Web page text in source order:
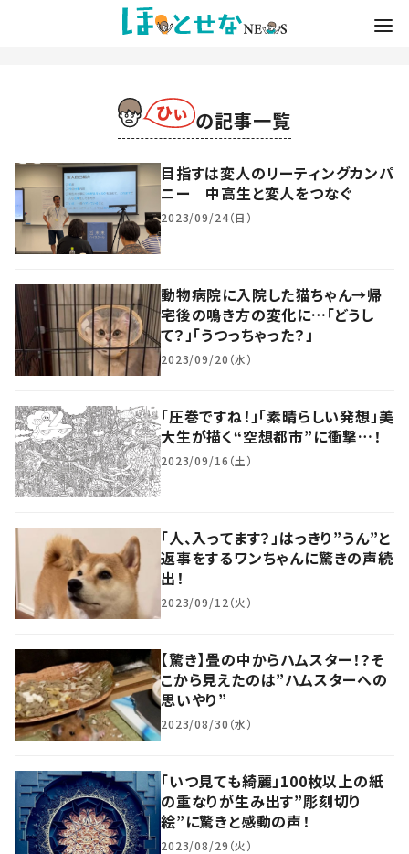
の記事一覧
目指すは変人のリーティングカンパ
ニー 中高生と変人をつなぐ
2023/09/24（日）
動物病院に入院した猫ちゃん→帰
宅後の鳴き方の変化に…「どうし
て？」「うつっちゃった？」
2023/09/20（水）
「圧巻ですね！」「素晴らしい発想」美
大生が描く“空想都市”に衝撃…！
2023/09/16（土）
「人、入ってます？」はっきり”うん”と
返事をするワンちゃんに驚きの声続
出！
2023/09/12（火）
【驚き】畳の中からハムスター！？そ
こから見えたのは”ハムスターへの
思いやり”
2023/08/30（水）
「いつ見ても綺麗」100枚以上の紙
の重なりが生み出す”彫刻切り
絵”に驚きと感動の声！
2023/08/29（火）